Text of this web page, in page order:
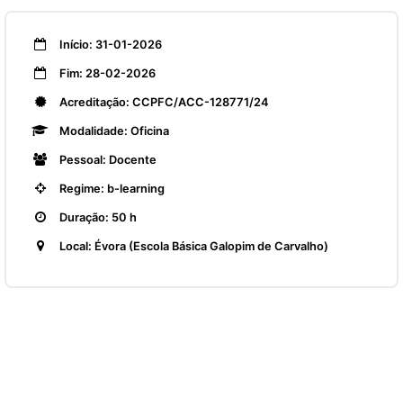
Início: 31-01-2026
Fim: 28-02-2026
Acreditação: CCPFC/ACC-128771/24
Modalidade: Oficina
Pessoal: Docente
Regime: b-learning
Duração: 50 h
Local: Évora (Escola Básica Galopim de Carvalho)